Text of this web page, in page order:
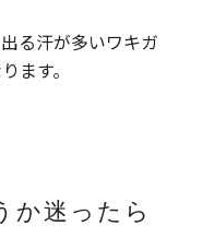
る汗が多いワキガ
ます。
か迷ったら